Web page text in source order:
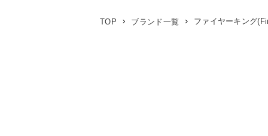
TOP ブランド一覧 ファイヤーキング